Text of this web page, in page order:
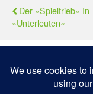
Der »Spieltrieb« In
»Unterleuten«